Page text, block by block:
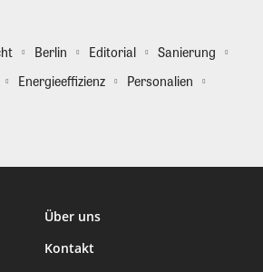
Berlin Editorial
Sanierung
Energieeffizienz
Personalien
Über uns
Kontakt